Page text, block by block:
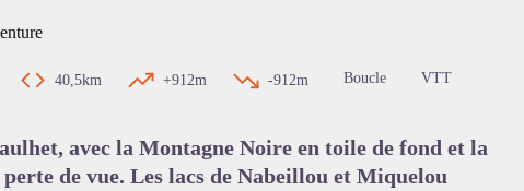
40,5km +912m -912m Boucle VTT
avec la Montagne Noire en toile de fond et la
de vue. Les lacs de Nabeillou et Miquelou